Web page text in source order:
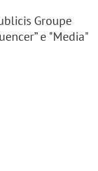
Groupe
e "Media"